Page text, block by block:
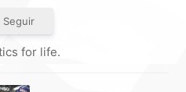
Seguir
for life.